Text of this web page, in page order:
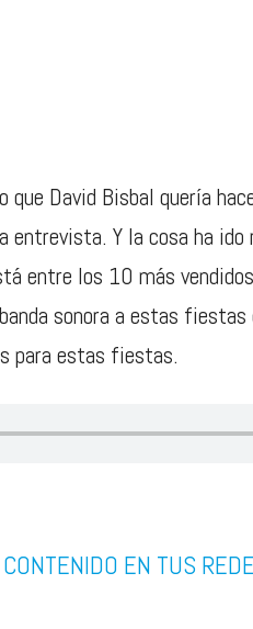
que David Bisbal quería
entrevista. Y la cosa ha
entre los 10 más
sonora a estas fiestas
para estas fiestas.
EN TUS